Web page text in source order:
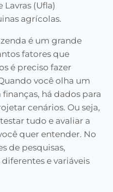
(Ufla)
agrícolas.
é um grande
fatores que
é preciso fazer
você olha um
há dados para
cenários. Ou seja,
tudo e avaliar a
quer entender. No
de pesquisas,
e variáveis